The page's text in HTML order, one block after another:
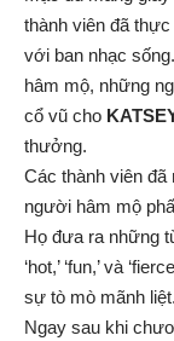
thành viên đã
với ban nhạc
hâm mộ, những
cổ vũ cho
thưởng.
Các thành viên
người hâm mộ
Họ đưa ra những
‘hot,’ ‘fun,’ và
sự tò mò mãnh liệt.
Ngay sau khi